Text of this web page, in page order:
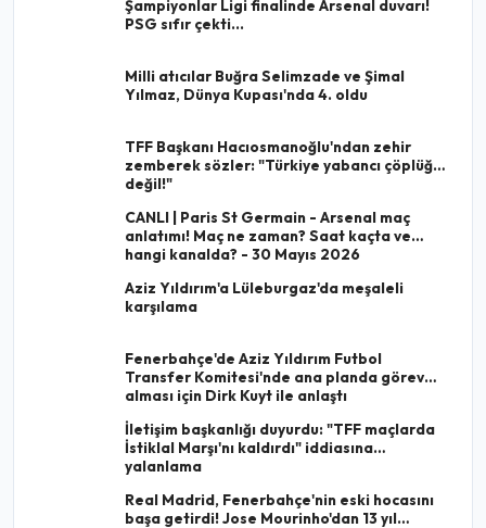
Şampiyonlar Ligi finalinde Arsenal duvarı!
PSG sıfır çekti...
Milli atıcılar Buğra Selimzade ve Şimal
Yılmaz, Dünya Kupası'nda 4. oldu
TFF Başkanı Hacıosmanoğlu'ndan zehir
zemberek sözler: "Türkiye yabancı çöplüğü
değil!"
CANLI | Paris St Germain - Arsenal maç
anlatımı! Maç ne zaman? Saat kaçta ve
hangi kanalda? - 30 Mayıs 2026
Aziz Yıldırım'a Lüleburgaz'da meşaleli
karşılama
Fenerbahçe'de Aziz Yıldırım Futbol
Transfer Komitesi'nde ana planda görev
alması için Dirk Kuyt ile anlaştı
İletişim başkanlığı duyurdu: "TFF maçlarda
İstiklal Marşı'nı kaldırdı" iddiasına
yalanlama
Real Madrid, Fenerbahçe'nin eski hocasını
başa getirdi! Jose Mourinho'dan 13 yıl